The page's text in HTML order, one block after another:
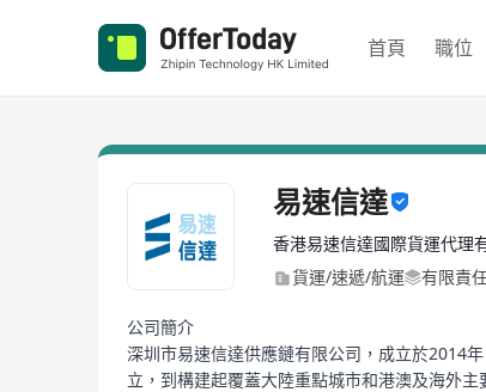
首頁 職位
易速信達
香港易速信達國際貨運代理
貨運/速遞/航運
有限責
公司簡介
深圳市易速信達供應鏈有限公司，成立於2014
立，到構建起覆蓋大陸重點城市和港澳及海外